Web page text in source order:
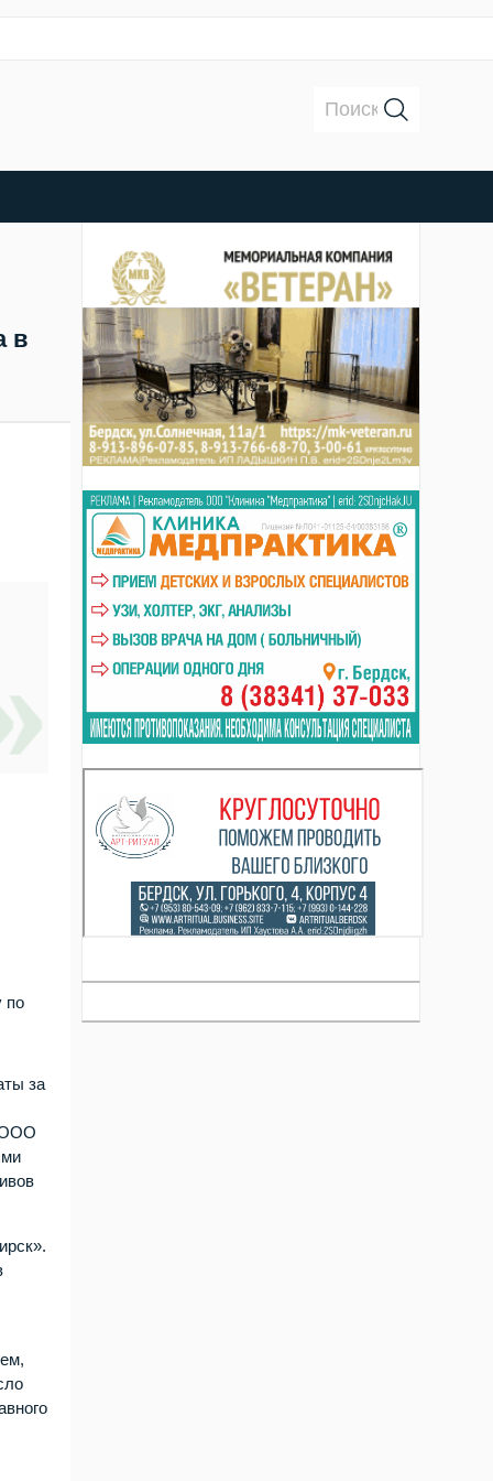
в
по
за
ООО